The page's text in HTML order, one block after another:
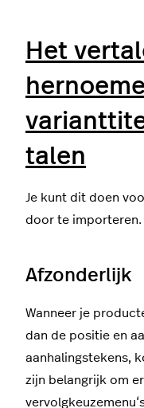
Het
talen
Je kunt dit doen
door te importeren.
Afzonderlijk
Wanneer je
dan de positie en
aanhalingstekens,
zijn belangrijk om